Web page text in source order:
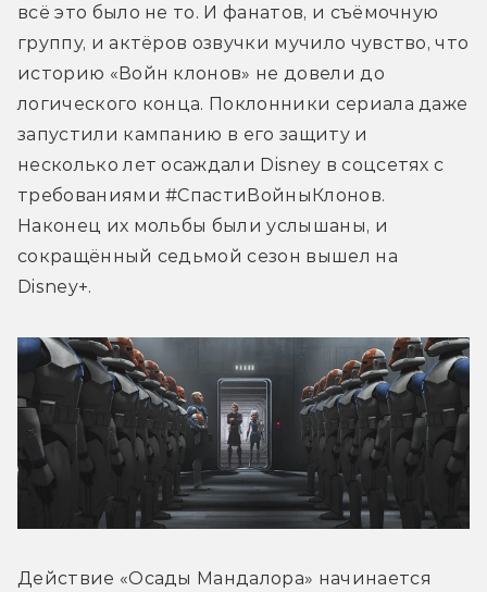
всё это было не то. И фанатов, и съёмочную
группу, и актёров озвучки мучило чувство, что
историю «Войн клонов» не довели до
логического конца. Поклонники сериала даже
запустили кампанию в его защиту и
несколько лет осаждали Disney в соцсетях с
требованиями #СпастиВойныКлонов.
Наконец их мольбы были услышаны, и
сокращённый седьмой сезон вышел на
Disney+.
Действие «Осады Мандалора» начинается